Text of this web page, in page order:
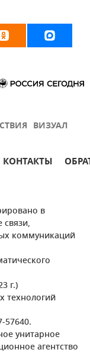
ВИЗУАЛ
КОНТАКТЫ
в
коммуникаций
г.)
технологий
57640.
унитарное
агентство